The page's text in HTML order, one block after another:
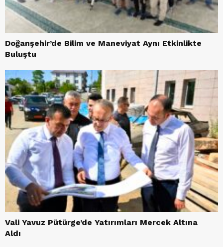
Doğanşehir’de Bilim ve Maneviyat Aynı Etkinlikte
Buluştu
Vali Yavuz Pütürge’de Yatırımları Mercek Altına
Aldı